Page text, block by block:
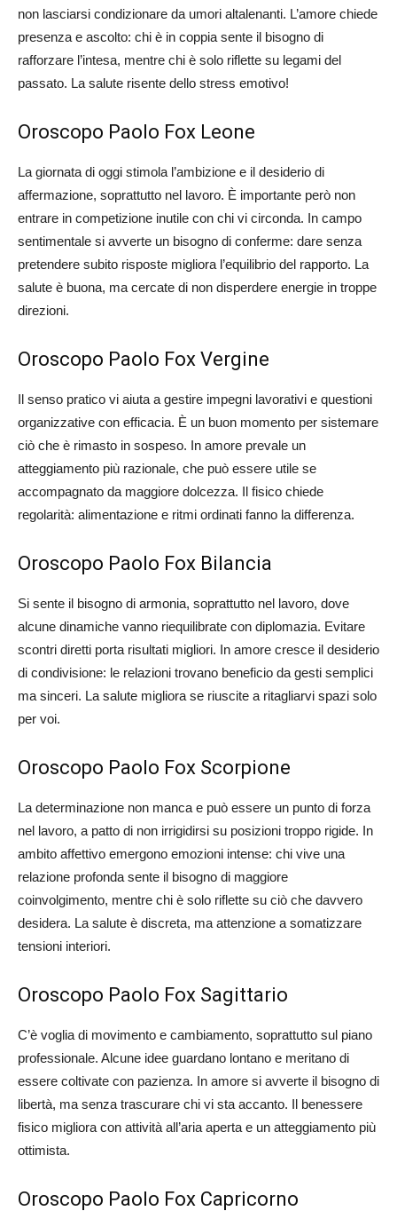
non lasciarsi condizionare da umori altalenanti. L’amore chiede
presenza e ascolto: chi è in coppia sente il bisogno di
rafforzare l’intesa, mentre chi è solo riflette su legami del
passato. La salute risente dello stress emotivo!
Oroscopo Paolo Fox Leone
La giornata di oggi stimola l’ambizione e il desiderio di
affermazione, soprattutto nel lavoro. È importante però non
entrare in competizione inutile con chi vi circonda. In campo
sentimentale si avverte un bisogno di conferme: dare senza
pretendere subito risposte migliora l’equilibrio del rapporto. La
salute è buona, ma cercate di non disperdere energie in troppe
direzioni.
Oroscopo Paolo Fox Vergine
Il senso pratico vi aiuta a gestire impegni lavorativi e questioni
organizzative con efficacia. È un buon momento per sistemare
ciò che è rimasto in sospeso. In amore prevale un
atteggiamento più razionale, che può essere utile se
accompagnato da maggiore dolcezza. Il fisico chiede
regolarità: alimentazione e ritmi ordinati fanno la differenza.
Oroscopo Paolo Fox Bilancia
Si sente il bisogno di armonia, soprattutto nel lavoro, dove
alcune dinamiche vanno riequilibrate con diplomazia. Evitare
scontri diretti porta risultati migliori. In amore cresce il desiderio
di condivisione: le relazioni trovano beneficio da gesti semplici
ma sinceri. La salute migliora se riuscite a ritagliarvi spazi solo
per voi.
Oroscopo Paolo Fox Scorpione
La determinazione non manca e può essere un punto di forza
nel lavoro, a patto di non irrigidirsi su posizioni troppo rigide. In
ambito affettivo emergono emozioni intense: chi vive una
relazione profonda sente il bisogno di maggiore
coinvolgimento, mentre chi è solo riflette su ciò che davvero
desidera. La salute è discreta, ma attenzione a somatizzare
tensioni interiori.
Oroscopo Paolo Fox Sagittario
C’è voglia di movimento e cambiamento, soprattutto sul piano
professionale. Alcune idee guardano lontano e meritano di
essere coltivate con pazienza. In amore si avverte il bisogno di
libertà, ma senza trascurare chi vi sta accanto. Il benessere
fisico migliora con attività all’aria aperta e un atteggiamento più
ottimista.
Oroscopo Paolo Fox Capricorno